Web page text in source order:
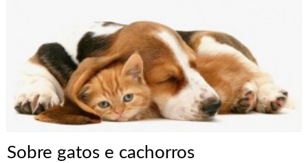
Sobre gatos e cachorros